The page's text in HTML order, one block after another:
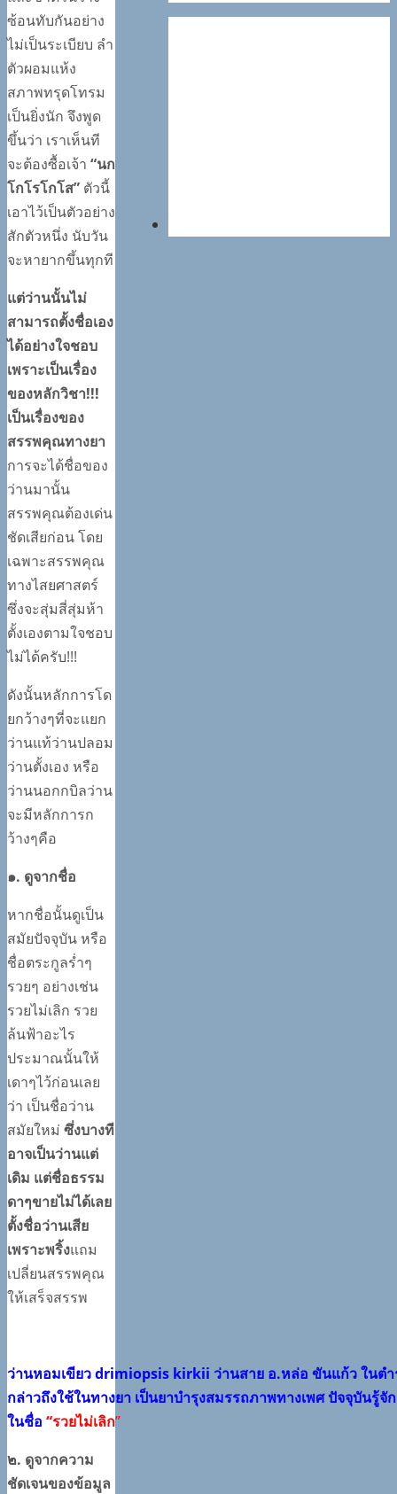
ซ้อนทับกันอย่าง
ไม่เป็นระเบียบ ลำ
ตัวผอมแห้ง
สภาพทรุดโทรม
เป็นยิ่งนัก จึงพูด
ขึ้นว่า เราเห็นที
จะต้องซื้อเจ้า “นก
โกโรโกโส” ตัวนี้
เอาไว้เป็นตัวอย่าง
สักตัวหนึ่ง นับวัน
จะหายากขึ้นทุกที
แต่ว่านนั้นไม่
สามารถตั้งชื่อเอง
ได้อย่างใจชอบ
เพราะเป็นเรื่อง
ของหลักวิชา!!!
เป็นเรื่องของ
สรรพคุณทางยา
การจะได้ชื่อของ
ว่านมานั้น
สรรพคุณต้องเด่น
ชัดเสียก่อน โดย
เฉพาะสรรพคุณ
ทางไสยศาสตร์
ซึ่งจะสุ่มสี่สุ่มห้า
ตั้งเองตามใจชอบ
ไม่ได้ครับ!!!
ดังนั้นหลักการโด
ยกว้างๆที่จะแยก
ว่านแท้ว่านปลอม
ว่านตั้งเอง หรือ
ว่านนอกกบิลว่าน
จะมีหลักการก
ว้างๆคือ
๑. ดูจากชื่อ
หากชื่อนั้นดูเป็น
สมัยปัจจุบัน หรือ
ชื่อตระกูลร่ำๆ
รวยๆ อย่างเช่น
รวยไม่เลิก รวย
ล้นฟ้าอะไร
ประมาณนั้นให้
เดาๆไว้ก่อนเลย
ว่า เป็นชื่อว่าน
สมัยใหม่ ซึ่งบางที
อาจเป็นว่านแต่
เดิม แต่ชื่อธรรม
ดาๆขายไม่ได้เลย
ตั้งชื่อว่านเสีย
เพราะพริ้งแถม
เปลี่ยนสรรพคุณ
ให้เสร็จสรรพ
ว่านหอมเขียว drimiopsis kirkii ว่านสาย อ.หล่อ ขันแก้ว ในตำ
กล่าวถึงใช้ในทางยา เป็นยาบำรุงสมรรถภาพทางเพศ ปัจจุบันรู้จั
ในชื่อ “รวยไม่เลิก”
๒. ดูจากความ
ชัดเจนของข้อมูล